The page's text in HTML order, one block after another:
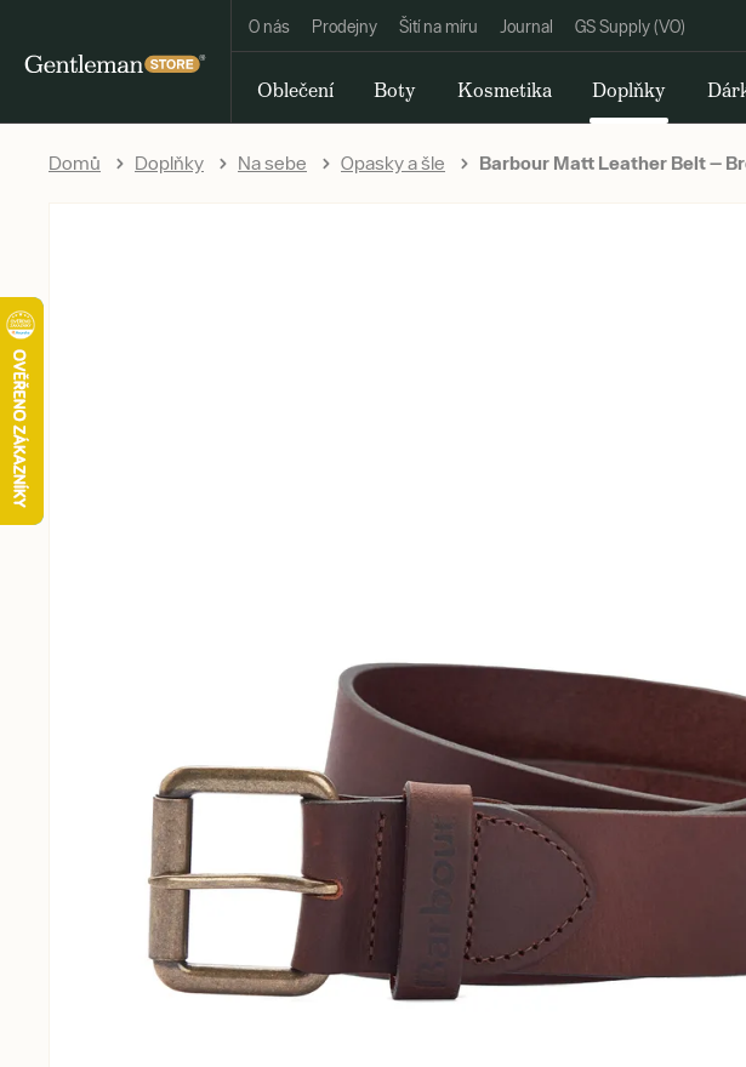
O nás Prodejny Šití na míru Journal GS Supply (VO)
Oblečení Boty Kosmetika Doplňky
Domů Doplňky Na sebe Opasky a šle Barbour Matt Leather Belt —